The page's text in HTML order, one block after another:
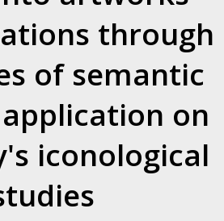
through
of semantic
on
iconological